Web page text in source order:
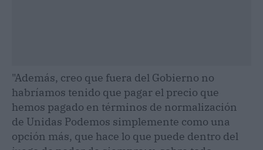
"Además, creo que fuera del Gobierno no
habríamos tenido que pagar el precio que
hemos pagado en términos de normalización
de Unidas Podemos simplemente como una
opción más, que hace lo que puede dentro del